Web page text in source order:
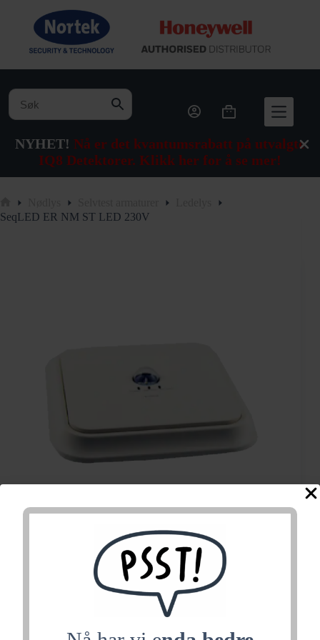
NYHET! Nå er det kvantumsrabatt på utvalgte
IQ8 Detektorer. Klikk her for å se mer!
innholdet
Handlekurv
Hjem
SeqLED ER NM ST LED 230V
SeqLED ER NM ST LED